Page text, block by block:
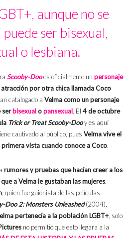
aunque no se
ser bisexual,
o lesbiana.
Scooby-Dooes oficialmente un personaje
por otra chica llamada Coco
catalogado a Velma como un personaje
serbisexualopansexual. El 4 de octubre
Trick or Treat Scooby-Dooy es aquí
cautivado al público, pues Velma vive el
vista cuando conoce a Coco.
rumores y pruebas que hacían creer a los
que a Velma le gustaban las mujeres.
, quien fue guionista de las películas
Doo 2: Monsters Unleashed(2004),
pertenecía a la población LGBT+, solo
no permitió que esto llegara a la